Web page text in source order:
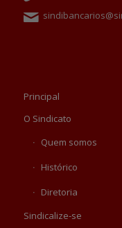
Principal
O Sindicato
Quem somos
Histórico
Diretoria
Sindicalize-se